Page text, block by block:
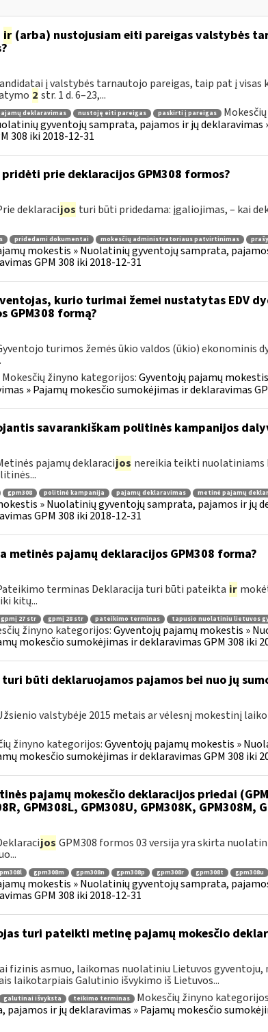
ir(arba) nustojusiam eiti pareigas valstybės
į valstybės tarnautojo pareigas, taip pat į visas
2 str. 1 d. 6–23,...
deklaravimas nustoję eiti pareigas paskirti į pareigas
gyventojų samprata, pajamos ir jų deklaravimas
308 iki 2018-12-31
prie deklaracijos GPM308 formos?
deklaracijos turi būti pridedama: įgaliojimas, – kai
pridedami dokumentai mokesčių administratoriaus patvirtinimas
mokestis » Nuolatinių gyventojų samprata,
GPM 308 iki 2018-12-31
kurio turimai žemei nustatytas EDV
GPM308 formą?
turimos žemės ūkio valdos (ūkio) ekonominis
Mokesčių žinyno kategorijos:Gyventojų pajamų
» Pajamų mokesčio sumokėjimas ir deklaravimas
savarankiškam politinės kampanijos
pajamų deklaracijos nereikia teikti nuolatiniams
gpm308 politinė kampanija pajamų deklaravimas metinė pajamų
» Nuolatinių gyventojų samprata, pajamos ir jų
GPM 308 iki 2018-12-31
pajamų deklaracijos GPM308 forma?
terminas Deklaracija turi būti pateikta ir
kitų...
gpmį 27 str gpmį 28 str pateikimo terminas
tapusio nuolatiniu lietuvos
žinyno kategorijos:Gyventojų pajamų mokestis »
mokesčio sumokėjimas ir deklaravimas GPM 308 iki
būti deklaruojamos pajamos bei nuo jų
valstybėje 2015 metais ar vėlesnį mokestinį
žinyno kategorijos:Gyventojų pajamų mokestis »
mokesčio sumokėjimas ir deklaravimas GPM 308 iki
pajamų mokesčio deklaracijos priedai
GPM308L, GPM308U, GPM308K, GPM308M,
jos GPM308 formos 03 versija yra skirta
gpm308m gpm308n gpm308p gpm308r gpm308t gpm308u
mokestis » Nuolatinių gyventojų samprata,
GPM 308 iki 2018-12-31
turi pateikti metinę pajamų mokesčio
fizinis asmuo, laikomas nuolatiniu Lietuvos gyventoju,
laikotarpiais Galutinio išvykimo iš Lietuvos...
galutinai išvyksta teikimo terminas Mokesčių žinyno
ir jų deklaravimas » Pajamų mokesčio